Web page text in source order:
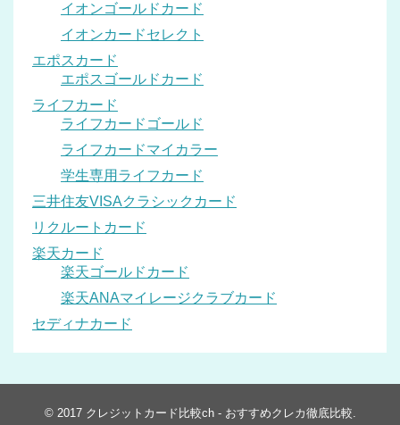
イオンゴールドカード
イオンカードセレクト
エポスカード
エポスゴールドカード
ライフカード
ライフカードゴールド
ライフカードマイカラー
学生専用ライフカード
三井住友VISAクラシックカード
リクルートカード
楽天カード
楽天ゴールドカード
楽天ANAマイレージクラブカード
セディナカード
© 2017 クレジットカード比較ch - おすすめクレカ徹底比較.